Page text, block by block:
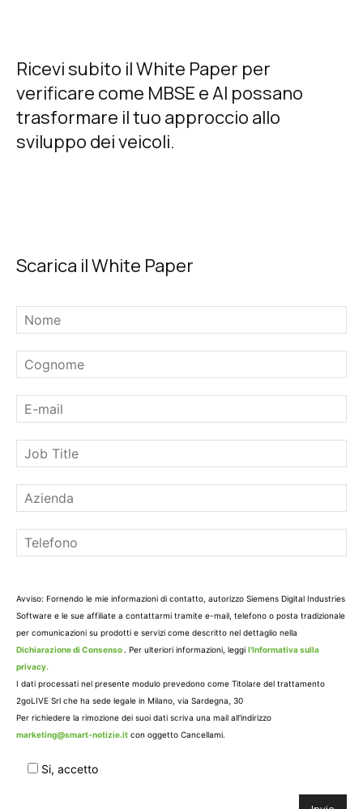
Ricevi subito il White Paper per
verificare come MBSE e AI possano
trasformare il tuo approccio allo
sviluppo dei veicoli.
Scarica il White Paper
Avviso: Fornendo le mie informazioni di contatto, autorizzo Siemens Digital Industries
Software e le sue affiliate a contattarmi tramite e-mail, telefono o posta tradizionale
per comunicazioni su prodotti e servizi come descritto nel dettaglio nella
Dichiarazione di Consenso . Per ulteriori informazioni, leggi l'Informativa sulla
privacy.
I dati processati nel presente modulo prevedono come Titolare del trattamento
2goLIVE Srl che ha sede legale in Milano, via Sardegna, 30
Per richiedere la rimozione dei suoi dati scriva una mail all'indirizzo
marketing@smart-notizie.it con oggetto Cancellami.
Si, accetto